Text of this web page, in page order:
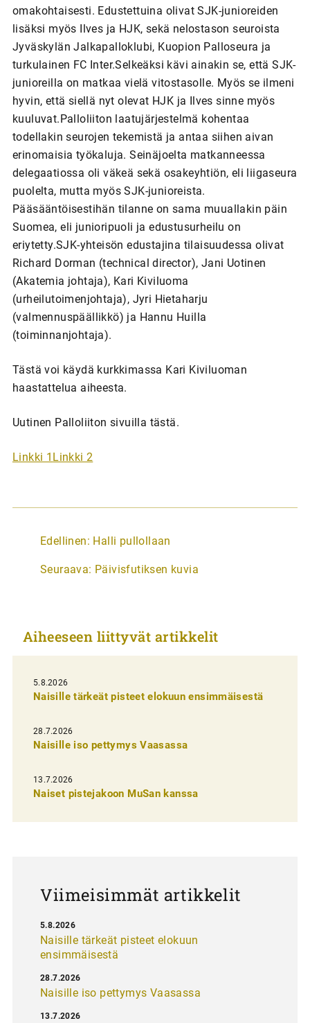
omakohtaisesti. Edustettuina olivat SJK-junioreiden
lisäksi myös Ilves ja HJK, sekä nelostason seuroista
Jyväskylän Jalkapalloklubi, Kuopion Palloseura ja
turkulainen FC Inter.Selkeäksi kävi ainakin se, että SJK-
junioreilla on matkaa vielä vitostasolle. Myös se ilmeni
hyvin, että siellä nyt olevat HJK ja Ilves sinne myös
kuuluvat.Palloliiton laatujärjestelmä kohentaa
todellakin seurojen tekemistä ja antaa siihen aivan
erinomaisia työkaluja. Seinäjoelta matkanneessa
delegaatiossa oli väkeä sekä osakeyhtiön, eli liigaseura
puolelta, mutta myös SJK-junioreista.
Pääsääntöisestihän tilanne on sama muuallakin päin
Suomea, eli junioripuoli ja edustusurheilu on
eriytetty.SJK-yhteisön edustajina tilaisuudessa olivat
Richard Dorman (technical director), Jani Uotinen
(Akatemia johtaja), Kari Kiviluoma
(urheilutoimenjohtaja), Jyri Hietaharju
(valmennuspäällikkö) ja Hannu Huilla
(toiminnanjohtaja).
Tästä voi käydä kurkkimassa Kari Kiviluoman
haastattelua aiheesta.
Uutinen Palloliiton sivuilla tästä.
Linkki 1 Linkki 2
A
t
k
e
l
i
e
n
e
Edellinen: Halli pullollaan
Seuraava: Päivisfutiksen kuvia
Aiheeseen liittyvät artikkelit
5.8.2026
Naisille tärkeät pisteet elokuun ensimmäisestä
28.7.2026
Naisille iso pettymys Vaasassa
13.7.2026
Naiset pistejakoon MuSan kanssa
Viimeisimmät artikkelit
Naisille tärkeät pisteet elokuun
ensimmäisestä
5.8.2026
Naisille iso pettymys Vaasassa
28.7.2026
13.7.2026